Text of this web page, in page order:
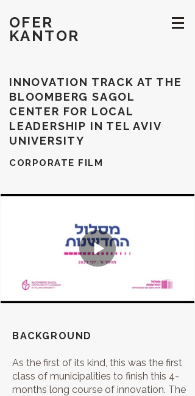
OFER
KANTOR
INNOVATION TRACK AT THE
BLOOMBERG SAGOL
CENTER FOR LOCAL
LEADERSHIP IN TEL AVIV
UNIVERSITY
CORPORATE FILM
BACKGROUND
As the first of its kind, this was the first
class of municipalities to finish this 4-
months long course of innovation. The